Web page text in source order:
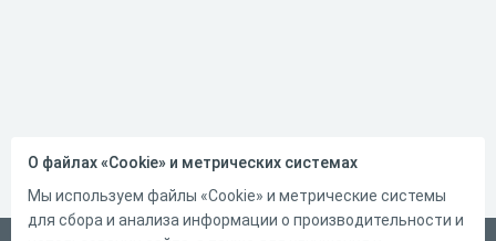
О файлах «Cookie» и метрических системах
Мы используем файлы «Cookie» и метрические системы
для сбора и анализа информации о производительности и